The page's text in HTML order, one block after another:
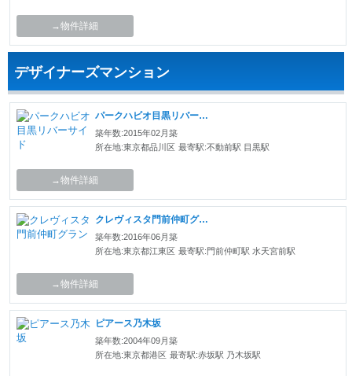
→物件詳細
デザイナーズマンション
パークハビオ目黒リバーサイド
築年数:2015年02月築
所在地:東京都品川区 最寄駅:不動前駅 目黒駅
→物件詳細
クレヴィスタ門前仲町グラン
築年数:2016年06月築
所在地:東京都江東区 最寄駅:門前仲町駅 水天宮前駅
→物件詳細
ピアース乃木坂
築年数:2004年09月築
所在地:東京都港区 最寄駅:赤坂駅 乃木坂駅